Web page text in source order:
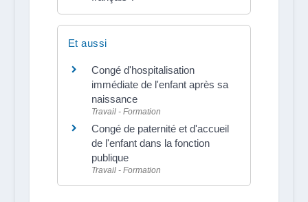
Et aussi
Congé d'hospitalisation
immédiate de l'enfant après sa
naissance
Travail - Formation
Congé de paternité et d'accueil
de l'enfant dans la fonction
publique
Travail - Formation